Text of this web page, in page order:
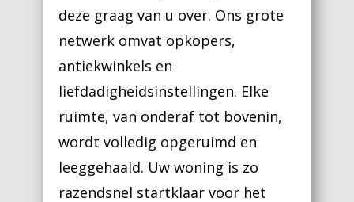
deze graag van u over. Ons grote
netwerk omvat opkopers,
antiekwinkels en
liefdadigheidsinstellingen. Elke
ruimte, van onderaf tot bovenin,
wordt volledig opgeruimd en
leeggehaald. Uw woning is zo
razendsnel startklaar voor het